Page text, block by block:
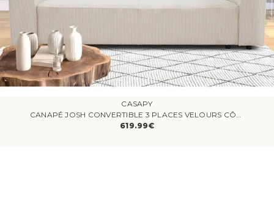
CASAPY
CANAPÉ JOSH CONVERTIBLE 3 PLACES VELOURS CÔTELÉ BEIGE
619.99€